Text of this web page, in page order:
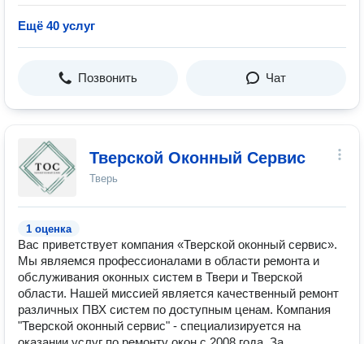
Ещё 40 услуг
Позвонить Чат
Тверской Оконный Сервис
Тверь
1 оценка
Вас приветствует компания «Тверской оконный сервис».
Мы являемся профессионалами в области ремонта и
обслуживания оконных систем в Твери и Тверской
области. Нашей миссией является качественный ремонт
различных ПВХ систем по доступным ценам. Компания
"Тверской оконный сервис" - специализируется на